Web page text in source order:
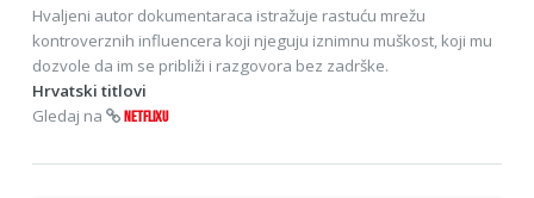
Hvaljeni autor dokumentaraca istražuje rastuću mrežu
kontroverznih influencera koji njeguju iznimnu muškost, koji mu
dozvole da im se približi i razgovora bez zadrške.
Hrvatski titlovi
Gledaj na
NETFLIXU